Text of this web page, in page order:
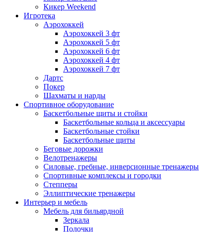
Кикер Weekend
Игротека
Аэрохоккей
Аэрохоккей 3 фт
Аэрохоккей 5 фт
Аэрохоккей 6 фт
Аэрохоккей 4 фт
Аэрохоккей 7 фт
Дартс
Покер
Шахматы и нарды
Спортивное оборудование
Баскетбольные щиты и стойки
Баскетбольные кольца и аксессуары
Баскетбольные стойки
Баскетбольные щиты
Беговые дорожки
Велотренажеры
Силовые, гребные, инверсионные тренажеры
Спортивные комплексы и городки
Степперы
Эллиптические тренажеры
Интерьер и мебель
Мебель для бильярдной
Зеркала
Полочки